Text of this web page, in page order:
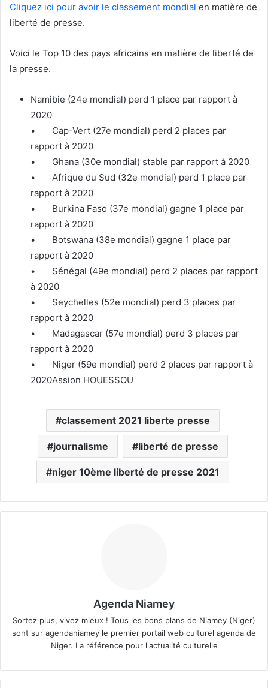
Cliquez ici pour avoir le classement mondial en matière de
liberté de presse.
Voici le Top 10 des pays africains en matière de liberté de
la presse.
Namibie (24e mondial) perd 1 place par rapport à
2020
• Cap-Vert (27e mondial) perd 2 places par
rapport à 2020
• Ghana (30e mondial) stable par rapport à 2020
• Afrique du Sud (32e mondial) perd 1 place par
rapport à 2020
• Burkina Faso (37e mondial) gagne 1 place par
rapport à 2020
• Botswana (38e mondial) gagne 1 place par
rapport à 2020
• Sénégal (49e mondial) perd 2 places par rapport
à 2020
• Seychelles (52e mondial) perd 3 places par
rapport à 2020
• Madagascar (57e mondial) perd 3 places par
rapport à 2020
• Niger (59e mondial) perd 2 places par rapport à
2020Assion HOUESSOU
classement 2021 liberte presse
journalisme liberté de presse
niger 10ème liberté de presse 2021
Agenda Niamey
Sortez plus, vivez mieux ! Tous les bons plans de Niamey (Niger)
sont sur agendaniamey le premier portail web culturel agenda de
Niger. La référence pour l'actualité culturelle